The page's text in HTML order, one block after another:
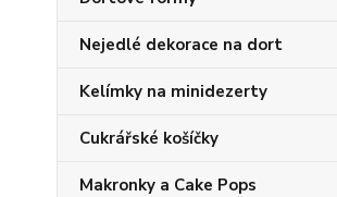
Nejedlé dekorace na dort
Kelímky na minidezerty
Cukrářské košíčky
Makronky a Cake Pops